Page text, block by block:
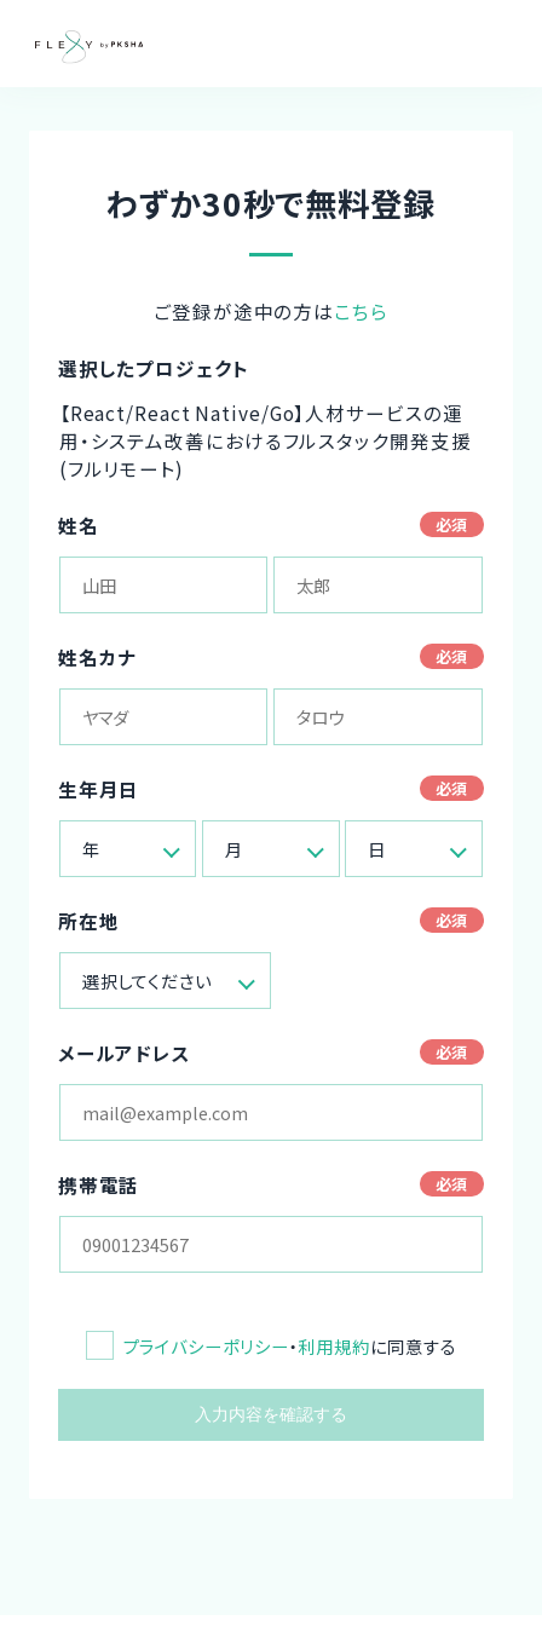
わずか30秒で無料登録
ご登録が途中の方はこちら
選択したプロジェクト
【React/React Native/Go】人材サービスの運
用・システム改善におけるフルスタック開発支援
(フルリモート)
姓名
姓名カナ
生年月日
年 月 日
所在地
選択してください
メールアドレス
携帯電話
プライバシーポリシー・利用規約に同意する
入力内容を確認する